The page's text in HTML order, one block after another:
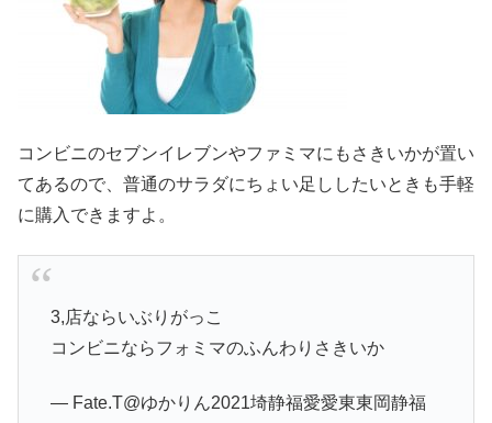
コンビニのセブンイレブンやファミマにもさきいかが置い
てあるので、普通のサラダにちょい足ししたいときも手軽
に購入できますよ。
3,店ならいぶりがっこ
コンビニならフォミマのふんわりさきいか
— Fate.T@ゆかりん2021埼静福愛愛東東岡静福